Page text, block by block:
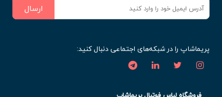
ارسال
پریماشاپ را در شبکه‌های اجتماعی دنبال کنید: